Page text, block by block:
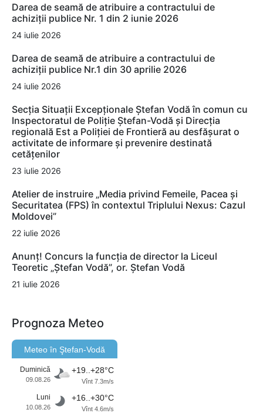
Darea de seamă de atribuire a contractului de
achiziții publice Nr. 1 din 2 iunie 2026
24 iulie 2026
Darea de seamă de atribuire a contractului de
achiziții publice Nr.1 din 30 aprilie 2026
24 iulie 2026
Secția Situații Excepționale Ștefan Vodă în comun cu
Inspectoratul de Poliție Ștefan-Vodă și Direcția
regională Est a Poliției de Frontieră au desfășurat o
activitate de informare și prevenire destinată
cetățenilor
23 iulie 2026
Atelier de instruire „Media privind Femeile, Pacea și
Securitatea (FPS) în contextul Triplului Nexus: Cazul
Moldovei”
22 iulie 2026
Anunț! Concurs la funcția de director la Liceul
Teoretic „Ștefan Vodă”, or. Ștefan Vodă
21 iulie 2026
Prognoza Meteo
Meteo în Ştefan-Vodă
Duminică
09.08.26
+19..+28°C
Vînt 7.3m/s
Luni
10.08.26
+16..+30°C
Vînt 4.6m/s